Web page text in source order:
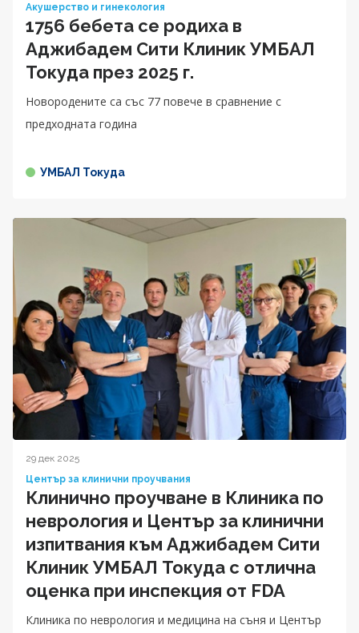
Акушерство и гинекология
1756 бебета се родиха в
Аджибадем Сити Клиник УМБАЛ
Токуда през 2025 г.
Новородените са със 77 повече в сравнение с
предходната година
УМБАЛ Токуда
29 дек 2025
Център за клинични проучвания
Клинично проучване в Клиника по
неврология и Център за клинични
изпитвания към Аджибадем Сити
Клиник УМБАЛ Токуда с отлична
оценка при инспекция от FDA
Клиника по неврология и медицина на съня и Център